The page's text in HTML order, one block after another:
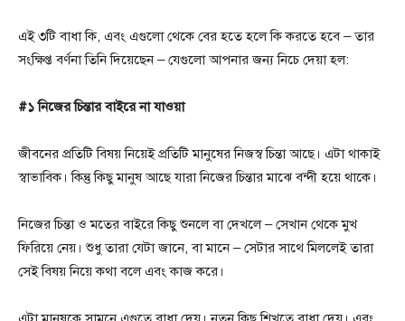
এই ৩টি বাধা কি, এবং এগুলো থেকে বের হতে হলে কি করতে হবে – তার
সংক্ষিপ্ত বর্ণনা তিনি দিয়েছেন – যেগুলো আপনার জন্য নিচে দেয়া হল:
#১ নিজের চিন্তার বাইরে না যাওয়া
জীবনের প্রতিটি বিষয় নিয়েই প্রতিটি মানুষের নিজস্ব চিন্তা আছে। এটা থাকাই
স্বাভাবিক। কিন্তু কিছু মানুষ আছে যারা নিজের চিন্তার মাঝে বন্দী হয়ে থাকে।
নিজের চিন্তা ও মতের বাইরে কিছু শুনলে বা দেখলে – সেখান থেকে মুখ
ফিরিয়ে নেয়। শুধু তারা যেটা জানে, বা মানে – সেটার সাথে মিললেই তারা
সেই বিষয় নিয়ে কথা বলে এবং কাজ করে।